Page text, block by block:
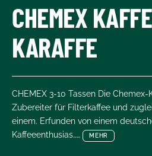
CHEMEX
KARAFFE
CHEMEX 3-10 Tassen Die
Zubereiter für Filterkaffee und
einem. Erfunden von einem
Kaffeeenthusias……
MEHR